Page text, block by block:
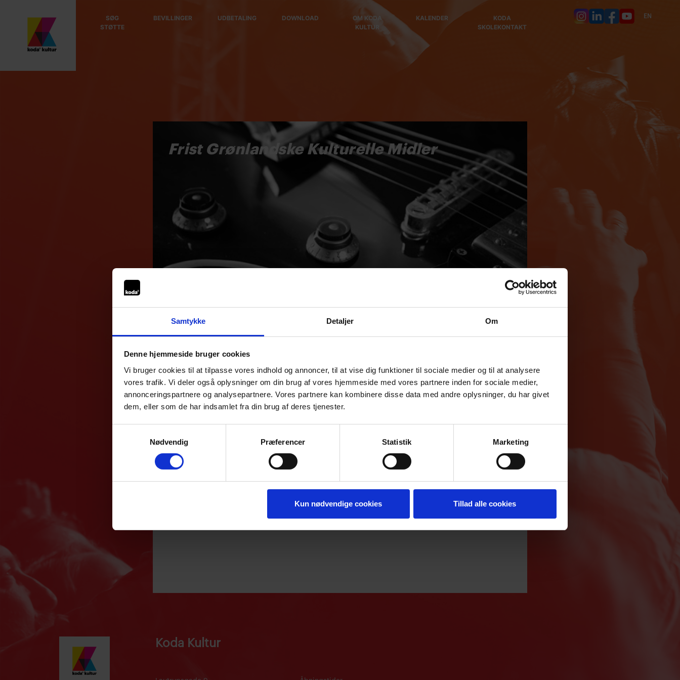
Samtykke Detaljer Om
Denne hjemmeside bruger cookies
Vi bruger cookies til at tilpasse vores indhold og annoncer, til at vise dig funktioner til sociale medier og til at analysere
vores trafik. Vi deler også oplysninger om din brug af vores hjemmeside med vores partnere inden for sociale medier,
annonceringspartnere og analysepartnere. Vores partnere kan kombinere disse data med andre oplysninger, du har givet
dem, eller som de har indsamlet fra din brug af deres tjenester.
Nødvendig
Præferencer Statistik Marketing
Kun nødvendige cookies Tillad alle cookies
SØG
STØTTE
BEVILLINGER UDBETALING DOWNLOAD
OM KODA
KULTUR
KALENDER
KODA
SKOLEKONTAKT
EN
Frist Grønlandske Kulturelle Midler
Frist Grønlandske
næste gang den 10. august 2026 kl. 12.00
Koda Kultur